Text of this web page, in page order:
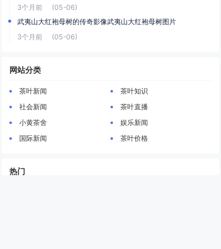
3个月前
(05-06)
武夷山大红袍母树的传奇影像武夷山大红袍母树图片
3个月前
(05-06)
网站分类
茶叶新闻
茶叶知识
社会新闻
茶叶直播
小黄茶舍
娱乐新闻
国际新闻
茶叶价格
热门